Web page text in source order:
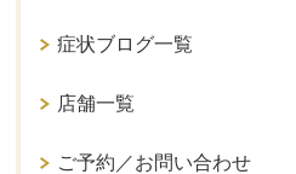
症状ブログ一覧
店舗一覧
ご予約／お問い合わせ